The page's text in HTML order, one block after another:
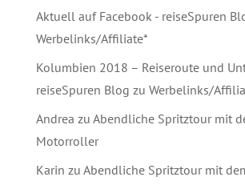
Aktuell auf Facebook - reiseSpuren
Werbelinks/Affiliate*
Kolumbien 2018 – Reiseroute und
reiseSpuren Blog zu Werbelinks/
Andrea zu Abendliche Spritztour mit
Motorroller
Karin zu Abendliche Spritztour mit